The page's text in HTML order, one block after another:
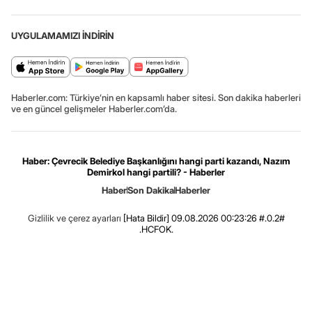
UYGULAMAMIZI İNDİRİN
Haberler.com: Türkiye’nin en kapsamlı haber sitesi. Son dakika haberleri
ve en güncel gelişmeler Haberler.com’da.
Haber: Çevrecik Belediye Başkanlığını hangi parti kazandı, Nazım
Demirkol hangi partili? - Haberler
HaberSon DakikaHaberler
Gizlilik ve çerez ayarları [Hata Bildir] 09.08.2026 00:23:26 #.0.2#
.HCFOK.